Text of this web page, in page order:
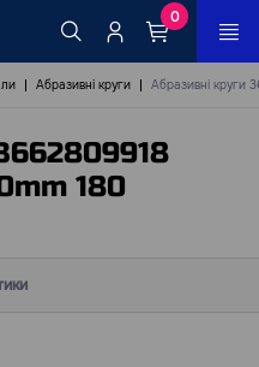
0
Абразивні круги Абразивні круги
180